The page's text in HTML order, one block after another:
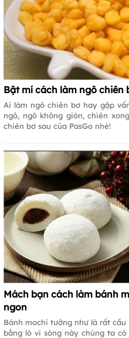
Bật mí cách làm ngô chiên
Ai làm ngô chiên bơ hay gặp
ngô, ngô không giòn, chiên
chiên bơ sau của PasGo nhé!
Mách bạn cách làm bánh
ngon
Bánh mochi tưởng như là rất
bằng lò vi sóng này chúng ta